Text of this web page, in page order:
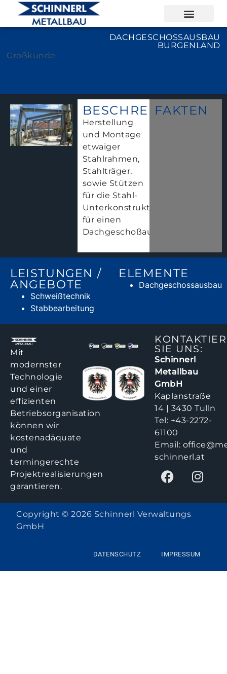
DACHGESCHOSSAUSBAU
BURGENLAND
Großkunde
BESCHREIBUNG
Herstellung
und Montage
etwaiger
Stahlrahmen,
Stahlträger,
sowie Stützen
für die Stahl-
Unterkonstruktion
für einen
Dachgeschoßausbau.
FAKTEN
LEISTUNGEN /
ANGEBOTE
Schweißtechnik
Stabbearbeitung
ELEMENTE
Dachgeschossausbau
Mit
modernster
Technologie
und einer
effizienten
Betriebsorganisation
können wir
kostenadäquate
und
termingerechte
Projektrealisierungen
garantieren.
SIE UNS:
Schinnerl
Metallbau
GmbH
Kaplanstraße
14 | 3430 Tulln
Tel: +43-2272-
61100
Email:
schinnerl.at
Copyright © 2026 Schinnerl Verwaltungs
GmbH
DATENSCHUTZ IMPRESSUM